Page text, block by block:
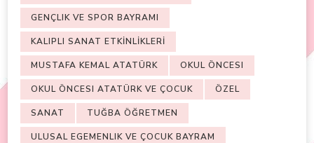
GENÇLIK VE SPOR BAYRAMI
KALIPLI SANAT ETKİNLİKLERİ
MUSTAFA KEMAL ATATÜRK OKUL ÖNCESI
OKUL ÖNCESI ATATÜRK VE ÇOCUK ÖZEL
SANAT TUĞBA ÖĞRETMEN
ULUSAL EGEMENLIK VE ÇOCUK BAYRAM